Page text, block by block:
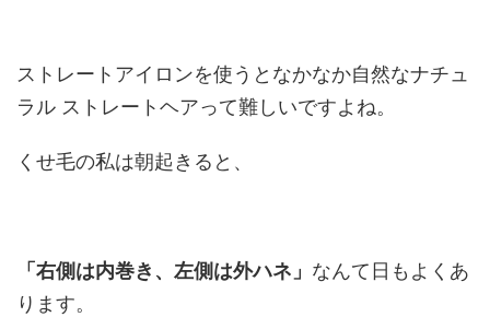
ストレートアイロンを使うとなかなか自然なナチュ
ラル ストレートヘアって難しいですよね。
くせ毛の私は朝起きると、
「右側は内巻き、左側は外ハネ」 なんて日もよくあ
ります。